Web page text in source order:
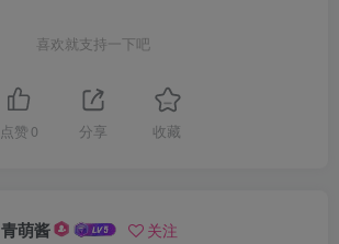
喜欢就支持一下吧
点赞 0 分享 收藏
青萌酱 关注